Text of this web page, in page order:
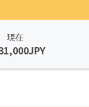
現在